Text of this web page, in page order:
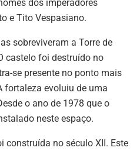
dos imperadores
e Tito Vespasiano.
sobreviveram a Torre de
castelo foi destruído no
se presente no ponto mais
fortaleza evoluiu de uma
o ano de 1978 que o
neste espaço.
construída no século XII. Este